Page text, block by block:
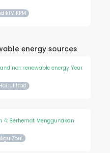
KPM
energy sources
non renewable energy Year
Hairul Izad
4: Berhemat Menggunakan
Zoul